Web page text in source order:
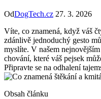
OdDogTech.cz 27. 3. 2026
Víte, co znamená, když váš
zdánlivě jednoduchý gesto
myslíte. V našem
chování, které váš pejsek
Připravte se na odhalení
Obsah článku